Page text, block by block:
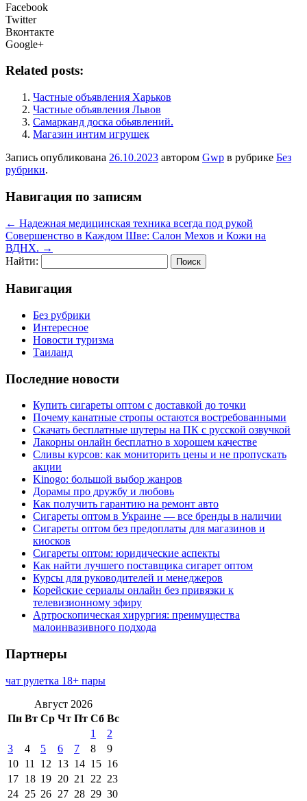
Facebook
Twitter
Вконтакте
Google+
Related posts:
Частные объявления Харьков
Частные объявления Львов
Самарканд доска обьявлений.
Магазин интим игрушек
Запись опубликована 26.10.2023 автором Gwp в рубрике Без
рубрики.
Навигация по записям
← Надежная медицинская техника всегда под рукой
Совершенство в Каждом Шве: Салон Мехов и Кожи на
ВДНХ. →
Найти:
Навигация
Без рубрики
Интересное
Новости туризма
Таиланд
Последние новости
Купить сигареты оптом с доставкой до точки
Почему канатные стропы остаются востребованными
Скачать бесплатные шутеры на ПК с русской озвучкой
Лакорны онлайн бесплатно в хорошем качестве
Сливы курсов: как мониторить цены и не пропускать
акции
Kinogo: большой выбор жанров
Дорамы про дружбу и любовь
Как получить гарантию на ремонт авто
Сигареты оптом в Украине — все бренды в наличии
Сигареты оптом без предоплаты для магазинов и
киосков
Сигареты оптом: юридические аспекты
Как найти лучшего поставщика сигарет оптом
Курсы для руководителей и менеджеров
Корейские сериалы онлайн без привязки к
телевизионному эфиру
Артроскопическая хирургия: преимущества
малоинвазивного подхода
Партнеры
чат рулетка 18+ пары
Август 2026
Пн Вт Ср Чт Пт Сб Вс
1
2
3
4 5 6 7 8
9
10 11 12 13 14 15 16
17 18 19 20 21 22 23
24 25 26 27 28 29 30